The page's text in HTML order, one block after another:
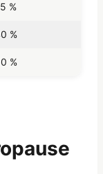
%
%
%